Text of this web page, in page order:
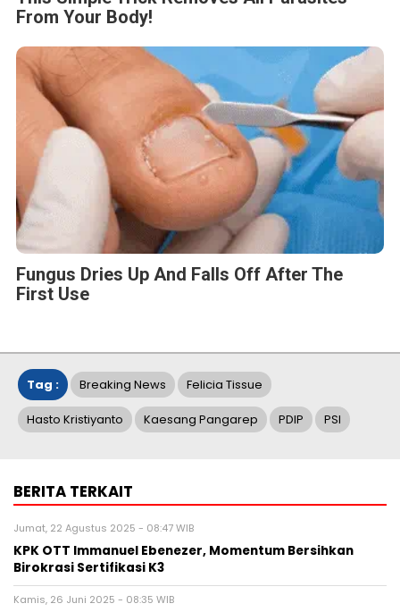
From Your Body!
Fungus Dries Up And Falls Off After The
First Use
Tag : Breaking News Felicia Tissue
Hasto Kristiyanto Kaesang Pangarep PDIP PSI
BERITA TERKAIT
Jumat, 22 Agustus 2025 - 08:47 WIB
KPK OTT Immanuel Ebenezer, Momentum Bersihkan
Birokrasi Sertifikasi K3
Kamis, 26 Juni 2025 - 08:35 WIB